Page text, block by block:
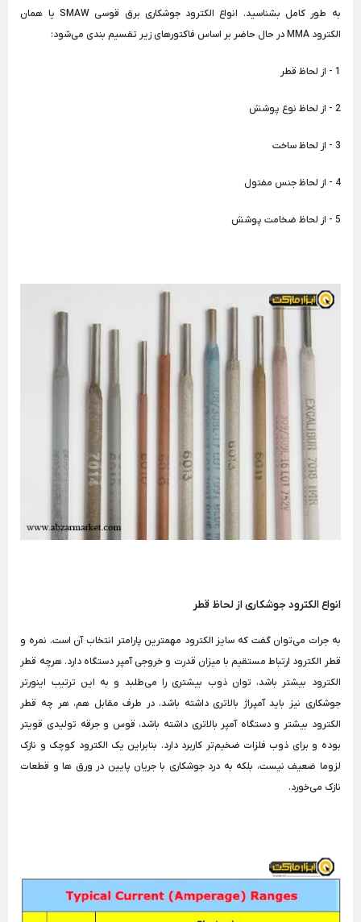
به طور کامل بشناسید. انواع الکترود جوشکاری برق قوسی SMAW یا همان
الکترود MMA در حال حاضر بر اساس فاکتورهای زیر تقسیم بندی می‌شود:
1 - از لحاظ قطر
2 - از لحاظ نوع پوشش
3 - از لحاظ ساخت
4 - از لحاظ جنس مفتول
5 - از لحاظ ضخامت پوشش
انواع الکترود جوشکاری از لحاظ قطر
به جرات می‌توان گفت که سایز الکترود مهمترین پارامتر انتخاب آن است. نمره و
قطر الکترود ارتباط مستقیم با میزان قدرت و خروجی آمپر دستگاه دارد. هرچه قطر
الکترود بیشتر باشد، توان ذوب بیشتری را می‌طلبد و به این ترتیب اینورتر
جوشکاری نیز باید آمپراژ بالاتری داشته باشد. در طرف مقابل هم، هر چه قطر
الکترود بیشتر و دستگاه آمپر بالاتری داشته باشد، قوس و جرقه تولیدی قویتر
بوده و برای ذوب فلزات ضخیم‌تر کاربرد دارد. بنابراین یک الکترود کوچک و نازک
لزوما ضعیف نیست، بلکه به درد جوشکاری با جریان پایین در ورق ها و قطعات
نازک می‌خورد.